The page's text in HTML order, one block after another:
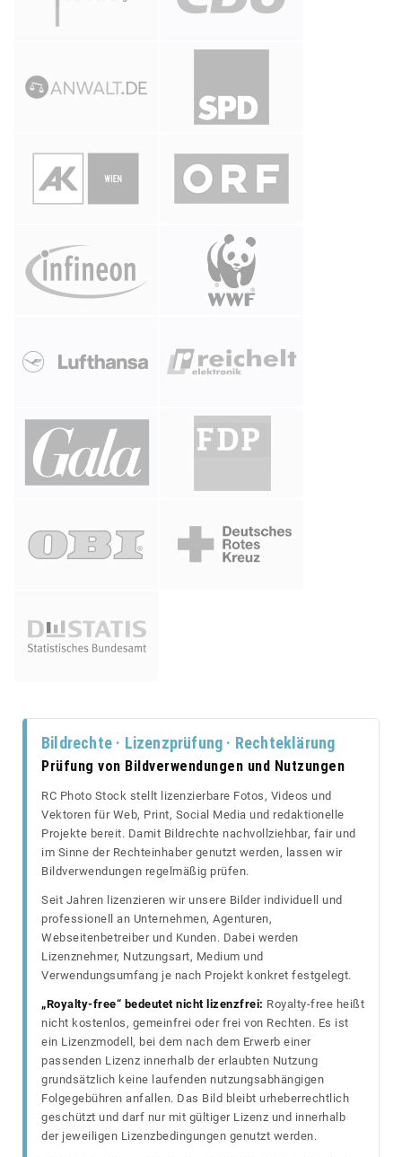
Bildrechte · Lizenzprüfung · Rechteklärung
Prüfung von Bildverwendungen und Nutzungen
RC Photo Stock stellt lizenzierbare Fotos, Videos und
Vektoren für Web, Print, Social Media und redaktionelle
Projekte bereit. Damit Bildrechte nachvollziehbar, fair und
im Sinne der Rechteinhaber genutzt werden, lassen wir
Bildverwendungen regelmäßig prüfen.
Seit Jahren lizenzieren wir unsere Bilder individuell und
professionell an Unternehmen, Agenturen,
Webseitenbetreiber und Kunden. Dabei werden
Lizenznehmer, Nutzungsart, Medium und
Verwendungsumfang je nach Projekt konkret festgelegt.
„Royalty-free“ bedeutet nicht lizenzfrei: Royalty-free heißt
nicht kostenlos, gemeinfrei oder frei von Rechten. Es ist
ein Lizenzmodell, bei dem nach dem Erwerb einer
passenden Lizenz innerhalb der erlaubten Nutzung
grundsätzlich keine laufenden nutzungsabhängigen
Folgegebühren anfallen. Das Bild bleibt urheberrechtlich
geschützt und darf nur mit gültiger Lizenz und innerhalb
der jeweiligen Lizenzbedingungen genutzt werden.